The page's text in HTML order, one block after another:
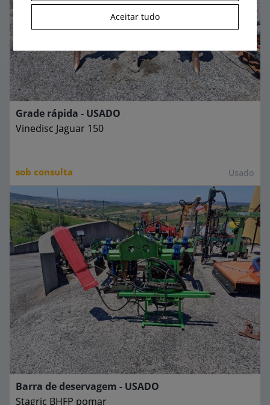
Usado
Grade rápida - USADO
Vinedisc Jaguar 150
sob consulta
Barra de deservagem - USADO
Stagric BHFP pomar
Aceitar tudo